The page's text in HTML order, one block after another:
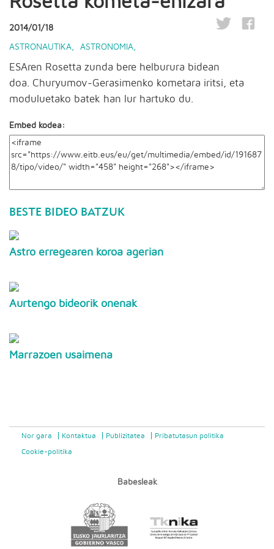
2014/01/18
ASTRONAUTIKA ASTRONOMIA
ESAren Rosetta zunda bere helburura bidean
doa. Churyumov-Gerasimenko kometara iritsi, eta
moduluetako batek han lur hartuko du.
Embed kodea:
BESTE BIDEO BATZUK
Astro erregearen koroa agerian
Aurtengo bideorik onenak
Marrazoen usaimena
Nor gara Kontaktua Publizitatea Pribatutasun politika
Cookie-politika
Babesleak